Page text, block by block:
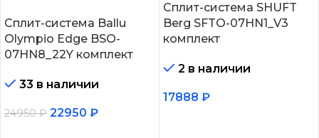
Сплит-система Ballu
Olympio Edge BSO-
07HN8_22Y комплект
33 в наличии
24950₽ 22950 ₽
Сплит-система SHUFT
Berg SFTO-07HN1_V3
комплект
2 в наличии
17888 ₽